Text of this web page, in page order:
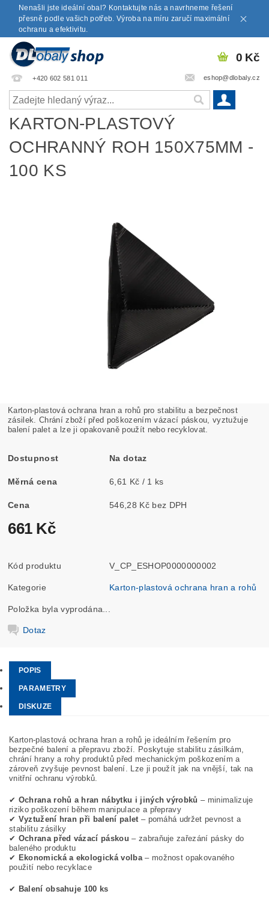
Nenašli jste ideální obal? Kontaktujte nás a navrhneme řešení
přesně podle vašich potřeb. Výroba na míru zaručí maximální
ochranu a efektivitu.
+420 602 581 011 eshop@dlobaly.cz
0 Kč
KARTON-PLASTOVÝ
OCHRANNÝ ROH 150X75MM -
100 KS
Karton-plastová ochrana hran a rohů pro stabilitu a bezpečnost
zásilek. Chrání zboží před poškozením vázací páskou, vyztužuje
balení palet a lze ji opakovaně použít nebo recyklovat.
Dostupnost Na dotaz
Měrná cena 6,61 Kč / 1 ks
Cena 546,28 Kč bez DPH
661 Kč
Kód produktu V_CP_ESHOP0000000002
Kategorie Karton-plastová ochrana hran a rohů
Položka byla vyprodána...
Dotaz
POPIS
PARAMETRY
DISKUZE
Karton-plastová ochrana hran a rohů je ideálním řešením pro
bezpečné balení a přepravu zboží. Poskytuje stabilitu zásilkám,
chrání hrany a rohy produktů před mechanickým poškozením a
zároveň zvyšuje pevnost balení. Lze ji použít jak na vnější, tak na
vnitřní ochranu výrobků.
✔ Ochrana rohů a hran nábytku i jiných výrobků – minimalizuje
riziko poškození během manipulace a přepravy
✔ Vyztužení hran při balení palet– pomáhá udržet pevnost a
stabilitu zásilky
✔ Ochrana před vázací páskou – zabraňuje zařezání pásky do
baleného produktu
✔ Ekonomická a ekologická volba– možnost opakovaného
použití nebo recyklace
✔ Balení obsahuje 100 ks